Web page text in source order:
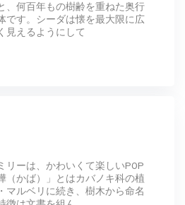
、何百年もの樹齢を重ねた奥行
です。シーダは懐を最大限に広
見えるようにして
リーは、かわいくて楽しいPOP
（かば）」とはカバノキ科の植
マルベリに続き、樹木から命名